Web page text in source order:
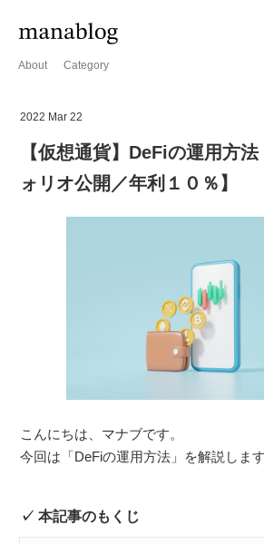
About Category
2022 Mar 22
【仮想通貨】DeFiの運用方
ォリオ公開／年利１０％】
こんにちは、マナブです。
今回は「DeFiの運用方法」を解説します
本記事のもくじ